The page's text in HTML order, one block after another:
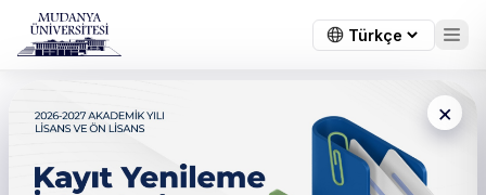
×
Sanat ve Sosyal Bilimler
Fakültesi - Kalite Komisyonu